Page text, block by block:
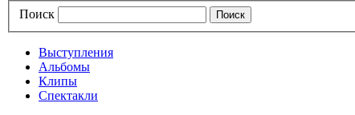
Поиск
Выступления
Альбомы
Клипы
Спектакли